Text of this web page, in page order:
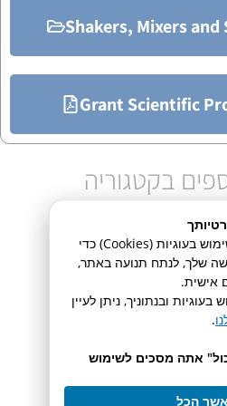
Shakers, Mixers
Grant Scientific
בקטגוריה
Sub Aqua
Water
טמפרטורה מדויקת
באתר זה אנו עושים שימוש בעוגיות (Cookies) כדי
שלך, לנתח תנועה באתר,
אישית.
ובנתוניך, ניתן לעיין
.
אתה מסכים לשימוש
אשר הכל